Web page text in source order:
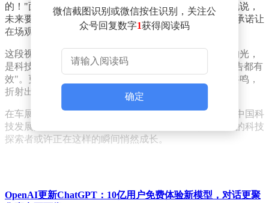
的！"面对镜头，男孩毫不掩饰对品牌的喜爱。他认真地说，
未来要攒钱买一辆真正的小米汽车，这个童真却坚定的承诺让
在场观众会心一笑。
这段视频在网络引发热议，网友纷纷留言："孩子眼里的光，
是科技最好的代言""从小培养的品牌认同感，比任何广告都有
效"。更有汽车行业人士指出，这种跨越年龄层的品牌共鸣，
折射出中国智造正在赢得新一代消费者的真心认可。
在车展喧嚣的背景中，这个专注记录的幼小身影，恰似中国科
技发展的生动注脚——当创新基因融入童年记忆，未来的科技
探索者或许正在这样的瞬间悄然成长。
微信截图识别或微信按住识别，关注公
众号回复数字1获得阅读码
确定
OpenAI更新ChatGPT：10亿用户免费体验新模型，对话更聚